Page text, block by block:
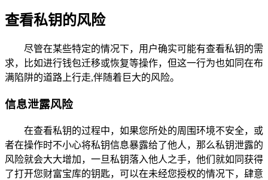
查看私钥的风险
尽管在某些特定的情况下，用户确实可能有查看私钥的需
求，比如进行钱包迁移或恢复等操作，但这一行为也如同在布
满陷阱的道路上行走,伴随着巨大的风险。
信息泄露风险
在查看私钥的过程中，如果您所处的周围环境不安全，或
者在操作时不小心将私钥信息暴露给了他人，那么私钥泄露的
风险就会大大增加，一旦私钥落入他人之手，他们就如同获得
了打开您财富宝库的钥匙，可以在未经您授权的情况下，肆意